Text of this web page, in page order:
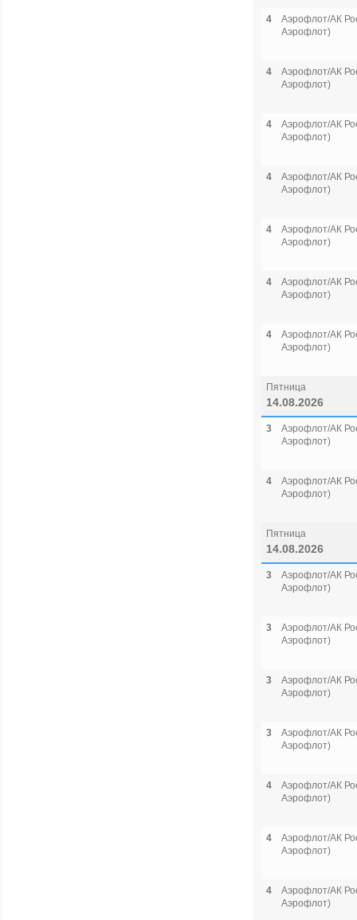
4
Аэрофлот/АК
Аэрофлот)
4
Аэрофлот/АК
Аэрофлот)
4
Аэрофлот/АК
Аэрофлот)
4
Аэрофлот/АК
Аэрофлот)
4
Аэрофлот/АК
Аэрофлот)
4
Аэрофлот/АК
Аэрофлот)
4
Аэрофлот/АК
Аэрофлот)
Пятница
14.08.2026
3
Аэрофлот/АК
Аэрофлот)
4
Аэрофлот/АК
Аэрофлот)
Пятница
14.08.2026
3
Аэрофлот/АК
Аэрофлот)
3
Аэрофлот/АК
Аэрофлот)
3
Аэрофлот/АК
Аэрофлот)
3
Аэрофлот/АК
Аэрофлот)
4
Аэрофлот/АК
Аэрофлот)
4
Аэрофлот/АК
Аэрофлот)
4
Аэрофлот/АК
Аэрофлот)